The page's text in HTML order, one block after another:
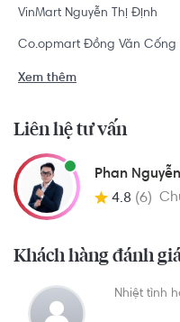
VinMart Nguyễn Thị Định
Co.opmart Đồng Văn Cống
Xem thêm
Liên hệ tư vấn
Phan
4.8 (6)
Khách hàng đánh
và tư vấn sản
chính của